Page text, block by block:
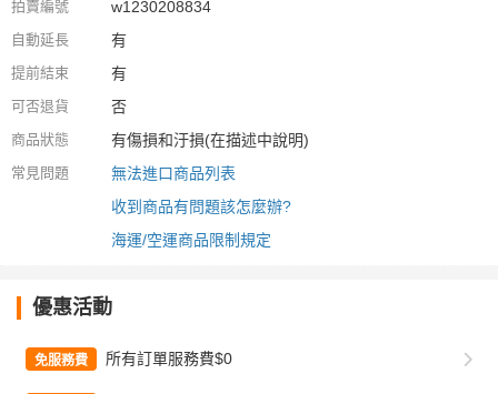
拍賣編號 w1230208834
自動延長 有
提前結束 有
可否退貨 否
商品狀態 有傷損和汙損(在描述中說明)
常見問題
無法進口商品列表
收到商品有問題該怎麼辦?
海運/空運商品限制規定
優惠活動
免服務費 所有訂單服務費$0